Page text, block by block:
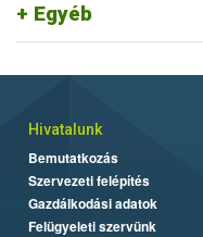
Egyéb
Hivatalunk
Bemutatkozás
Szervezeti felépítés
Gazdálkodási adatok
Felügyeleti szervünk